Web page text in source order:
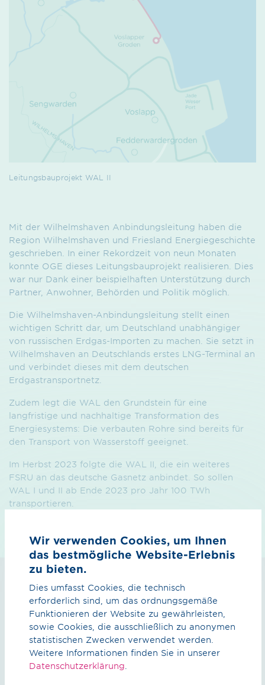
Leitungsbauprojekt WAL II
Mit der Wilhelmshaven Anbindungsleitung haben die
Region Wilhelmshaven und Friesland Energiegeschichte
geschrieben. In einer Rekordzeit von neun Monaten
konnte OGE dieses Leitungsbauprojekt realisieren. Dies
war nur Dank einer beispielhaften Unterstützung durch
Partner, Anwohner, Behörden und Politik möglich.
Die Wilhelmshaven-Anbindungsleitung stellt einen
wichtigen Schritt dar, um Deutschland unabhängiger
von russischen Erdgas-Importen zu machen. Sie setzt in
Wilhelmshaven an Deutschlands erstes LNG-Terminal an
und verbindet dieses mit dem deutschen
Erdgastransportnetz.
Zudem legt die WAL den Grundstein für eine
langfristige und nachhaltige Transformation des
Energiesystems: Die verbauten Rohre sind bereits für
den Transport von Wasserstoff geeignet.
Im Herbst 2023 folgte die WAL II, die ein weiteres
FSRU an das deutsche Gasnetz anbindet. So sollen
WAL I und II ab Ende 2023 pro Jahr 100 TWh
transportieren.
Zahlen, Daten, Fakten
26 KM
Leitungslänge
Wir verwenden Cookies, um Ihnen
das bestmögliche Website-Erlebnis
zu bieten.
Dies umfasst Cookies, die technisch
erforderlich sind, um das ordnungsgemäße
Funktionieren der Website zu gewährleisten,
sowie Cookies, die ausschließlich zu anonymen
statistischen Zwecken verwendet werden.
Weitere Informationen finden Sie in unserer
Datenschutzerklärung